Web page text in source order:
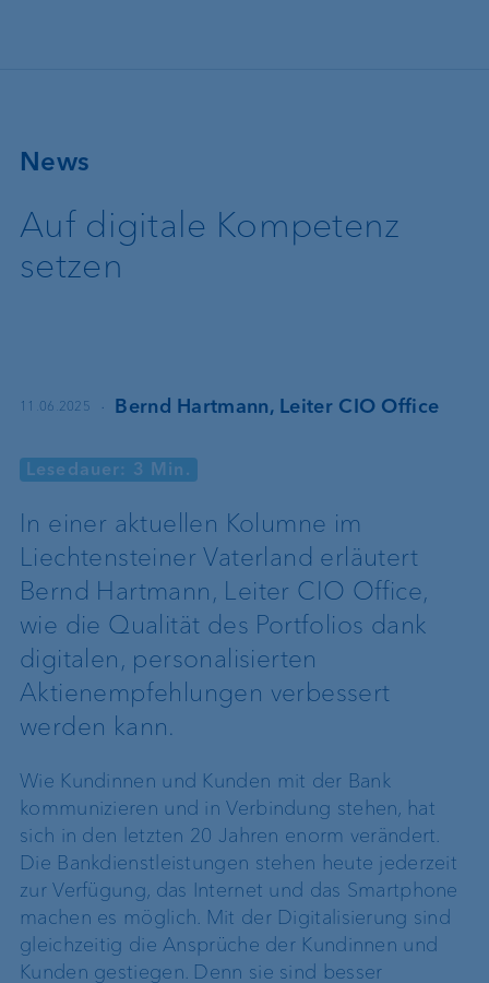
News
Auf digitale Kompetenz
setzen
11.06.2025 · Bernd Hartmann, Leiter CIO Office
Lesedauer: 3 Min.
In einer aktuellen Kolumne im
Liechtensteiner Vaterland erläutert
Bernd Hartmann, Leiter CIO Office,
wie die Qualität des Portfolios dank
digitalen, personalisierten
Aktienempfehlungen verbessert
werden kann.
Wie Kundinnen und Kunden mit der Bank
kommunizieren und in Verbindung stehen, hat
sich in den letzten 20 Jahren enorm verändert.
Die Bankdienstleistungen stehen heute jederzeit
zur Verfügung, das Internet und das Smartphone
machen es möglich. Mit der Digitalisierung sind
gleichzeitig die Ansprüche der Kundinnen und
Kunden gestiegen. Denn sie sind besser